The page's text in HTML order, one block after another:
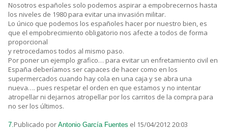
Nosotros españoles solo podemos aspirar a empobrecernos hasta
los niveles de 1980 para evitar una invasión militar.
Lo único que podemos los españoles hacer por nuestro bien, es
que el empobrecimiento obligatorio nos afecte a todos de forma
proporcional
y retrocedamos todos al mismo paso.
Por poner un ejemplo grafico… para evitar un enfretamiento civil en
España deberíamos ser capaces de hacer como en los
supermercados cuando hay cola en una caja y se abra una
nueva…. pues respetar el orden en que estamos y no intentar
atropellar ni dejarnos atropellar por los carritos de la compra para
no ser los últimos.
7.Publicado por Antonio García Fuentes el 15/04/2012 20:03